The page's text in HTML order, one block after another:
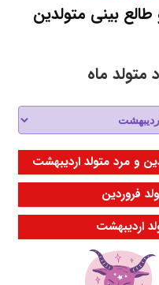
بینی متولدین
متولد ماه
و مرد متولد اردیبهشت
فروردین
اردیبهشت